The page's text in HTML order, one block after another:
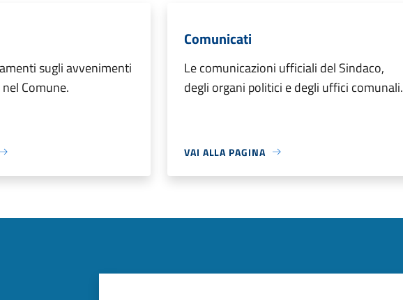
sugli avvenimenti
Comune.
Comunicati
Le comunicazioni ufficiali del Sindaco,
degli organi politici e degli uffici comunali.
VAI ALLA PAGINA